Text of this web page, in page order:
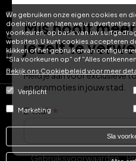
We gebruiken onze eigen cookies en
doeleinden en laten we u advertenties
voorkeuren, op basis van uw
websites). U kunt cookies accepteren
klikken of het gebruik ervan
"Sla voorkeuren op" of "Alles
Bekijk ons ​​Cookiebeleid voor meer
Verplicht
Marketing
Sla
YouTube
TikTok
LinkedIn
© Hotel
Tel: +34 871 51 00
Gebruiksvoorwaarden
Mis nooit
jezelf te
Meld je aan voor exclusieve
en promoties in jouw stad.
E-mail